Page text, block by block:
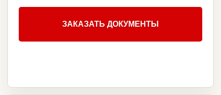
ЗАКАЗАТЬ ДОКУМЕНТЫ